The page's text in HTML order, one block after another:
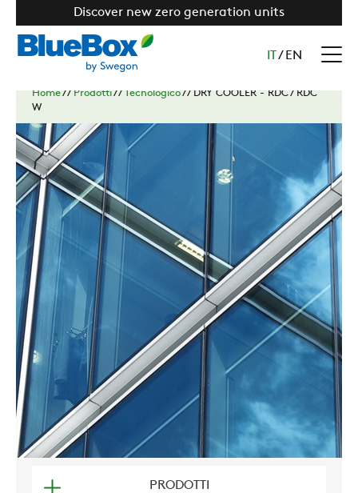
Discover new zero generation units
/ EN
Home// Prodotti// Tecnologico//DRY COOLER - RDC / RDC
W
PRODOTTI